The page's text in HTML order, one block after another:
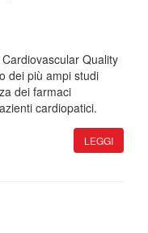
Quality
dei più ampi studi
dei farmaci
cardiopatici.
LEGGI